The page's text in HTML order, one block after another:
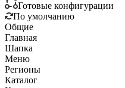
Готовые конфигурации
По умолчанию
Общие
Главная
Шапка
Меню
Регионы
Каталог